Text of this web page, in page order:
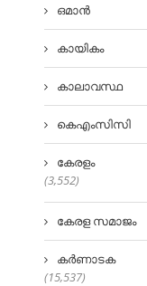
ഒമാൻ
കായികം
കാലാവസ്ഥ
കെഎംസിസി
കേരളം
(3,552)
കേരള സമാജം
കർണാടക
(15,537)